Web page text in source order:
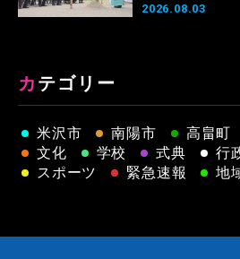
2026.08.03
カテゴリー
米沢市 南陽市 高畠町
文化
学校 式典 行
スポーツ
緊急速報 地